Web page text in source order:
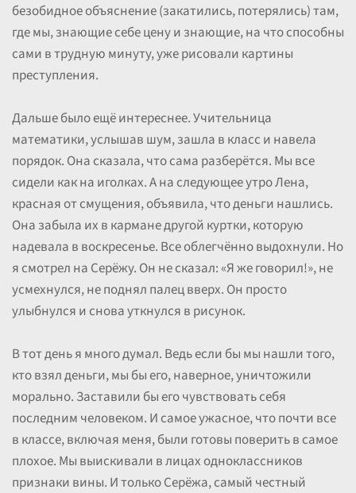
безобидное объяснение (закатились, потерялись) там,
где мы, знающие себе цену и знающие, на что способны
сами в трудную минуту, уже рисовали картины
преступления.
Дальше было ещё интереснее. Учительница
математики, услышав шум, зашла в класс и навела
порядок. Она сказала, что сама разберётся. Мы все
сидели как на иголках. А на следующее утро Лена,
красная от смущения, объявила, что деньги нашлись.
Она забыла их в кармане другой куртки, которую
надевала в воскресенье. Все облегчённо выдохнули. Но
я смотрел на Серёжу. Он не сказал: «Я же говорил!», не
усмехнулся, не поднял палец вверх. Он просто
улыбнулся и снова уткнулся в рисунок.
В тот день я много думал. Ведь если бы мы нашли того,
кто взял деньги, мы бы его, наверное, уничтожили
морально. Заставили бы его чувствовать себя
последним человеком. И самое ужасное, что почти все
в классе, включая меня, были готовы поверить в самое
плохое. Мы выискивали в лицах одноклассников
признаки вины. И только Серёжа, самый честный